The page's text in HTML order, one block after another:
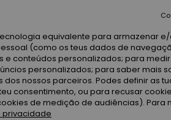
Paga
OUTLET
DUPLA
Cor
equivalente para armazenar
(como os teus dados de
conteúdos personalizados; para
personalizados; para saber mais
nossos parceiros. Podes definir as
consentimento, ou para recusar
de medição de audiências). Para